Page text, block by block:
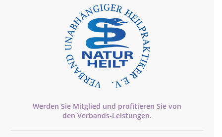
Werden Sie Mitglied und profitieren Sie von
den Verbands-Leistungen.